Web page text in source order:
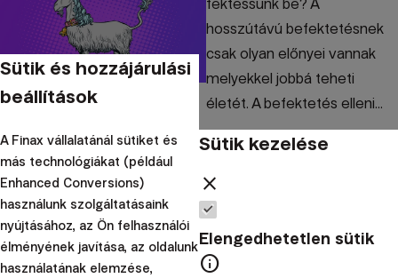
fektessünk be? A
hosszútávú befektetésnek
csak olyan előnyei vannak
melyekkel jobbá teheti
életét. A befektetés elleni...
Radoslav
|2. április
Befektetési iskola
Ne törekedjen a piac
időzítésére,
Sütik és hozzájárulási
beállítások
A Finax vállalatánál sütiket és
más technológiákat (például
Enhanced Conversions)
használunk szolgáltatásaink
nyújtásához, az Ön felhasználói
élményének javítása, az oldalunk
használatának elemzése,
Sütik kezelése
close
Elengedhetetlen sütik
info